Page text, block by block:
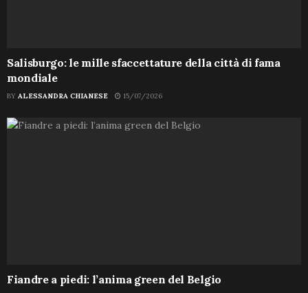
Salisburgo: le mille sfaccettature della città di fama
mondiale
BY ALESSANDRA CHIANESE 15/07/2026
Fiandre a piedi: l’anima green del Belgio